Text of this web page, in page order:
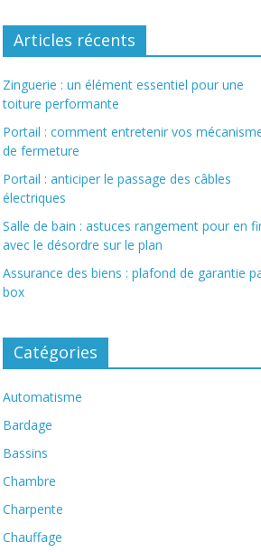
Articles récents
Zinguerie : un élément essentiel pour une
toiture performante
Portail : comment entretenir vos
de fermeture
Portail : anticiper le passage des câbles
électriques
Salle de bain : astuces rangement pour en
avec le désordre sur le plan
Assurance des biens : plafond de garantie
box
Catégories
Automatisme
Bardage
Bassins
Chambre
Charpente
Chauffage